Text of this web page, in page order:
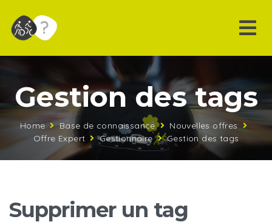
Gestion des tags
Home Base de connaissance
Nouvelles offres
Offre Expert
Gestionnaire Gestion des tags
Supprimer un tag